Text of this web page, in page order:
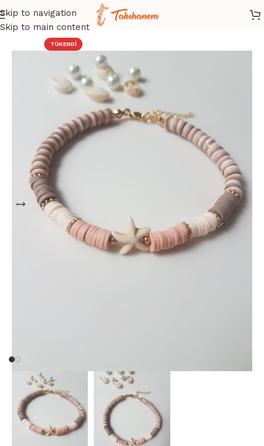
Skip to navigation
Skip to main content
Ana Sayfa/ Mağaza Halhal
TÜKENDI